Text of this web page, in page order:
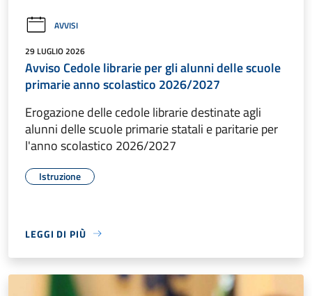
AVVISI
29 LUGLIO 2026
Avviso Cedole librarie per gli alunni delle scuole
primarie anno scolastico 2026/2027
Erogazione delle cedole librarie destinate agli
alunni delle scuole primarie statali e paritarie per
l'anno scolastico 2026/2027
Istruzione
LEGGI DI PIÙ